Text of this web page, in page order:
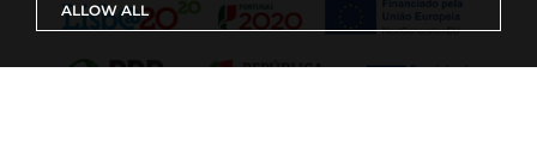
ALLOW ALL